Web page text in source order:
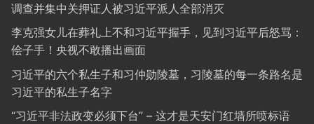
调查并集中关押证人被习近平派人全部消灭
李克强女儿在葬礼上不和习近平握手，见到习近平后怒骂：
侩子手！央视不敢播出画面
习近平的六个私生子和习仲勋陵墓，习陵墓的每一条路名是
习近平的私生子名字
“习近平非法政变必须下台” – 这才是天安门红墙所喷标语